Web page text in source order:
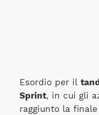
Esordio per il
Sprint, in cui gli
raggiunto la